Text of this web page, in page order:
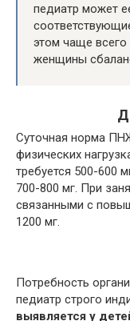
педиатр может
этом чаще всего
женщины
Суточная норма
физических
требуется 500-600
700-800 мг. При
связанными с
1200 мг.
Потребность
педиатр строго
выявляется у